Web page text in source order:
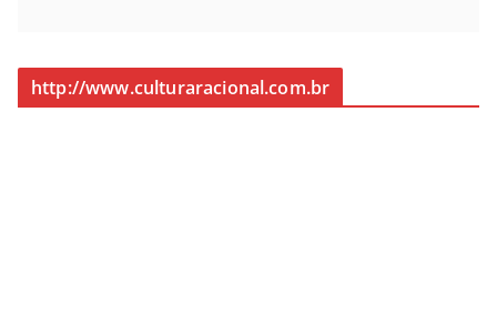
http://www.culturaracional.com.br